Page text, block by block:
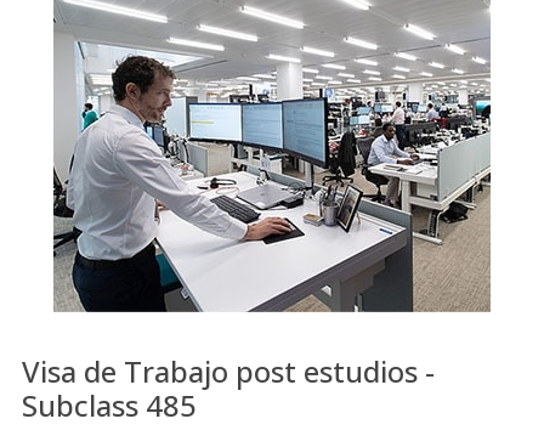
Visa de Trabajo post estudios -
Subclass 485